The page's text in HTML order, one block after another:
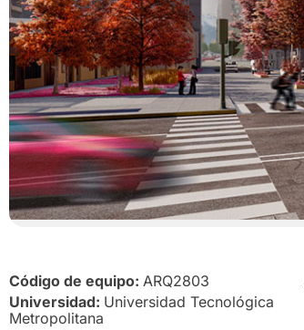
Código de equipo: ARQ2803
Universidad: Universidad Tecnológica
Metropolitana